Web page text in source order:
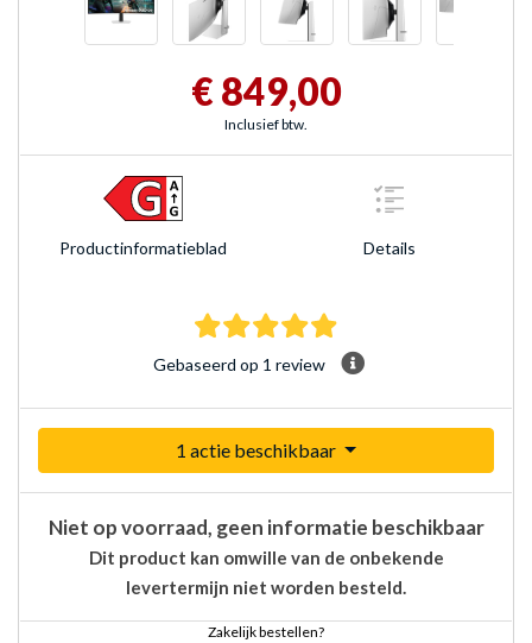
€ 849,00
Inclusief btw.
Product­informatieblad Details
5.0 sterren Gebaseerd
Gebaseerd op 1 review
1 actie beschikbaar
Niet op voorraad, geen informatie beschikbaar
Dit product kan omwille van de onbekende
levertermijn niet worden besteld.
Zakelijk bestellen?